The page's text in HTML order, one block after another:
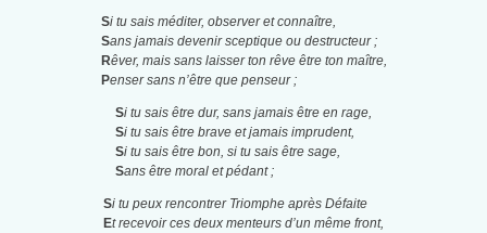
Si tu sais méditer, observer et connaître,
Sans jamais devenir sceptique ou destructeur ;
Rêver, mais sans laisser ton rêve être ton maître,
Penser sans n’être que penseur ;
Si tu sais être dur, sans jamais être en rage,
Si tu sais être brave et jamais imprudent,
Si tu sais être bon, si tu sais être sage,
Sans être moral et pédant ;
Si tu peux rencontrer Triomphe après Défaite
Et recevoir ces deux menteurs d’un même front,